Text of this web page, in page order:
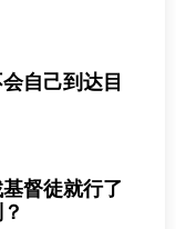
自己到达目
督徒就行了